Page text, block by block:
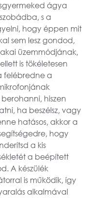
ágya
s a
hogy éppen mit
sem lesz gondod,
üzemmódjának,
is tökéletesen
felébredne a
hiszen
ha beszélsz, vagy
hatásos, akkor a
hogy
a kis
a beépített
A készülék
is működik, így
alkalmával